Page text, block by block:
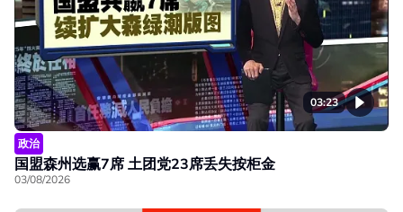
03:23
政治
国盟森州选赢7席 土团党23席丢失按柜金
03/08/2026